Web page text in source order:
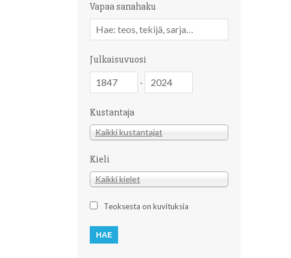
Vapaa sanahaku
sanahaku
Julkaisuvuosi
-
Kustantaja
Kustantaja
Kaikki kustantajat
Kieli
Kieli
Kaikki kielet
Teoksesta on kuvituksia